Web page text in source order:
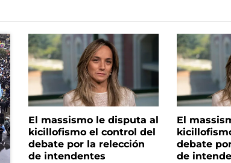
El massismo le disputa al
kicillofismo el control del
debate por la relección
de intendentes
El
debate
de